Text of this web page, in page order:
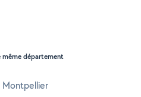
même département
Montpellier